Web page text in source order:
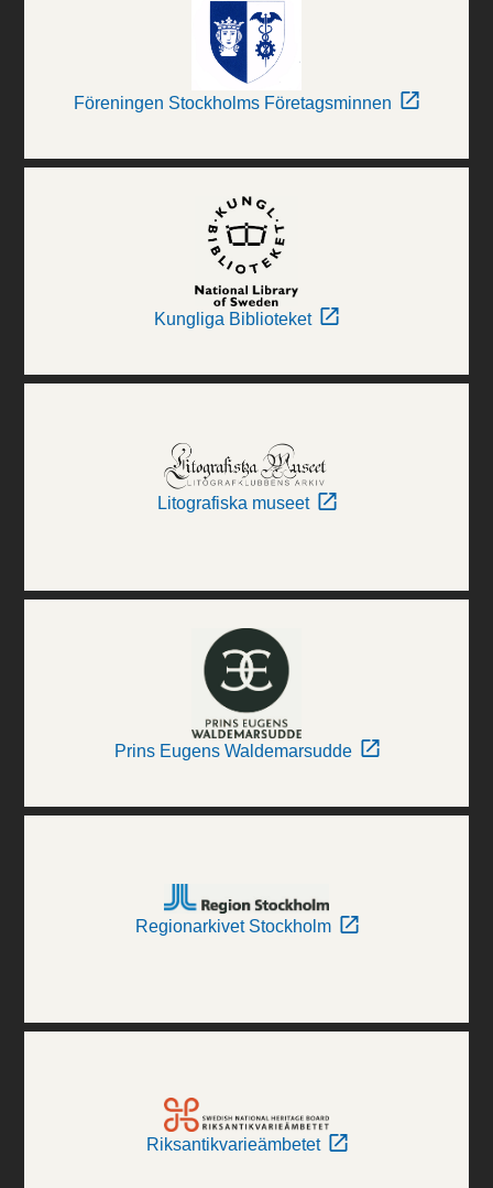
Föreningen Stockholms Företagsminnen
Kungliga Biblioteket
Litografiska museet
Prins Eugens Waldemarsudde
Regionarkivet Stockholm
Riksantikvarieämbetet